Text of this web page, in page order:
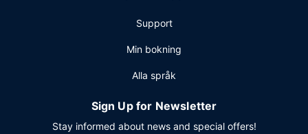
Support
Min bokning
Alla språk
Sign Up for Newsletter
Stay informed about news and special offers!